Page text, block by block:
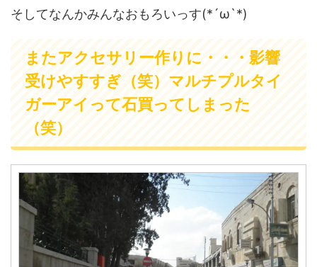
そしてなんかみんなおもろいっす(*´ω`*)
またアクセサリー作りに・・・影響
受けやすすぎ（笑）マルチプルタイ
ガーアイって石買ってしまった
（笑）